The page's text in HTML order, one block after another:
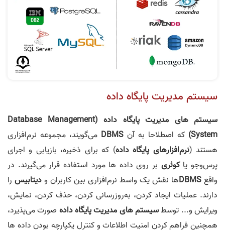
سیستم مدیریت پایگاه داده
سیستم های مدیریت پایگاه داده (Database Management
System) که اصطلاحا به آن DBMS می‌گویند، مجموعه نرم‌افزاری
هستند (نرم‌افزارهای پایگاه داده) که برای ذخیره، بازیابی و اجرای
پرس‌وجو یاکوئری بر روی داده ها مورد استفاده قرار می‌گیرند. در
واقعDBMSها نقش یک واسط نرم‌افزاری بین کاربران ودیتابیس را
دارند. عملیات ایجاد کردن، به‌روزرسانی کردن، حذف کردن، نمایش،
ویرایش و... توسطسیستم های مدیریت پایگاه دادهصورت می‌پذیرد،
همچنین فراهم کردن امنیت اطلاعات و کنترل یکپارچه بودن داده ها